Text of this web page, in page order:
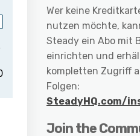
Wer keine
nutzen möchte,
Steady ein Abo mit
einrichten und
kompletten Zugriff
Folgen:
SteadyHQ.com/
Join the